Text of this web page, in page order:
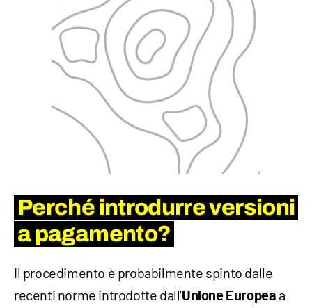
Perché introdurre versioni
a pagamento?
Il procedimento è probabilmente spinto dalle
recenti norme introdotte dall'Unione Europea a